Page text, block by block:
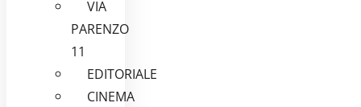
VIA
PARENZO
11
EDITORIALE
CINEMA